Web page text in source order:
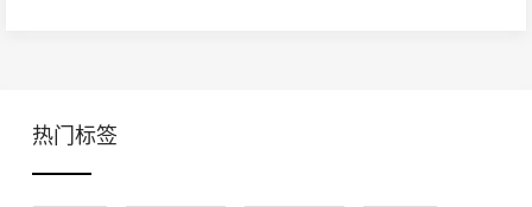
热门标签